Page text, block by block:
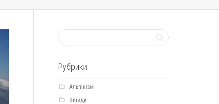
Рубрики
Альпінізм
Виїзди